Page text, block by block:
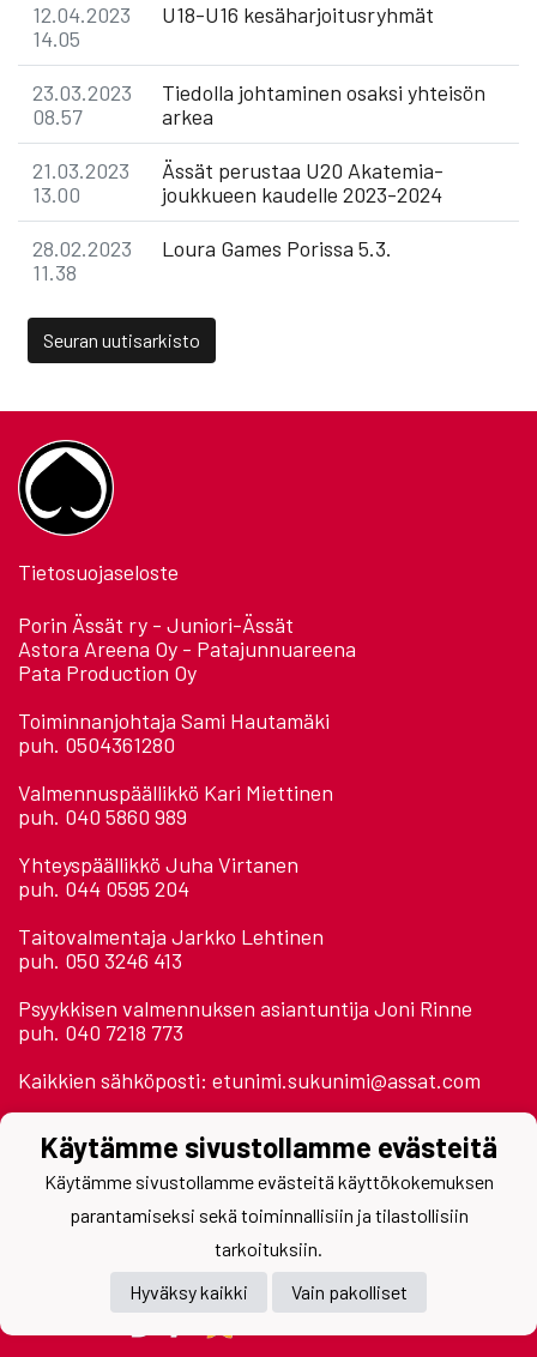
12.04.2023
14.05
U18-U16 kesäharjoitusryhmät
23.03.2023
08.57
Tiedolla johtaminen osaksi yhteisön
arkea
21.03.2023
13.00
Ässät perustaa U20 Akatemia-
joukkueen kaudelle 2023-2024
28.02.2023
11.38
Loura Games Porissa 5.3.
Seuran uutisarkisto
Tietosuojaseloste
Porin Ässät ry - Juniori-Ässät
Astora Areena Oy - Patajunnuareena
Pata Production Oy
Toiminnanjohtaja Sami Hautamäki
puh. 0504361280
Valmennuspäällikkö Kari Miettinen
puh. 040 5860 989
Yhteyspäällikkö Juha Virtanen
puh. 044 0595 204
Taitovalmentaja Jarkko Lehtinen
puh. 050 3246 413
Psyykkisen valmennuksen asiantuntija Joni Rinne
puh. 040 7218 773
Kaikkien sähköposti: etunimi.sukunimi@assat.com
Jäähallinpolku
28500 Pori
Powered by
Käytämme sivustollamme evästeitä
Käytämme sivustollamme evästeitä käyttökokemuksen
parantamiseksi sekä toiminnallisiin ja tilastollisiin
tarkoituksiin.
Hyväksy kaikki
Vain pakolliset